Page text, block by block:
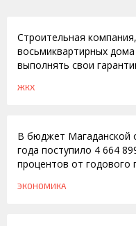
Строительная
восьмиквартирных
выполнять свои
ЖКХ
В бюджет Магаданской
года поступило 4 664
процентов от годового
ЭКОНОМИКА